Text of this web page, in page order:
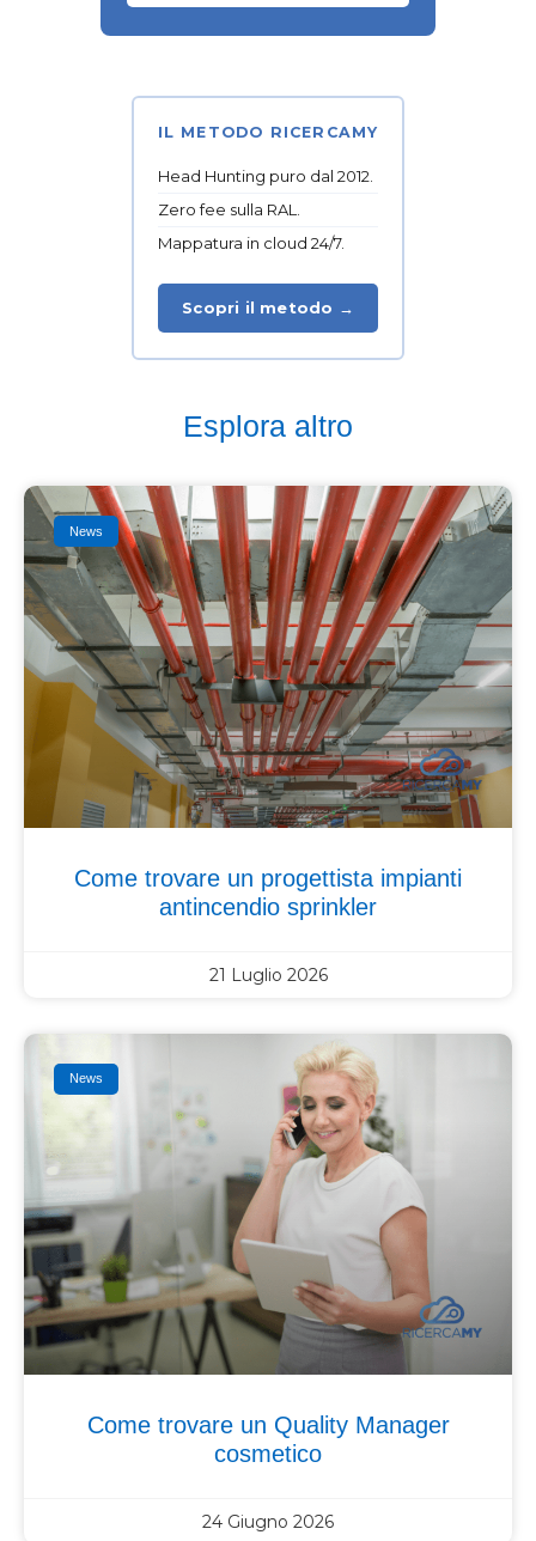
IL METODO RICERCAMY
Head Hunting puro dal 2012.
Zero fee sulla RAL.
Mappatura in cloud 24/7.
Scopri il metodo →
Esplora altro
News
Come trovare un progettista impianti
antincendio sprinkler
21 Luglio 2026
News
Come trovare un Quality Manager
cosmetico
24 Giugno 2026